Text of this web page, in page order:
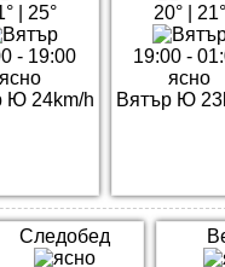
| 25°
- 19:00
ясно
Ю 24km/h
20°| 21°
19:00 -
ясно
Вятър Ю
Следобед